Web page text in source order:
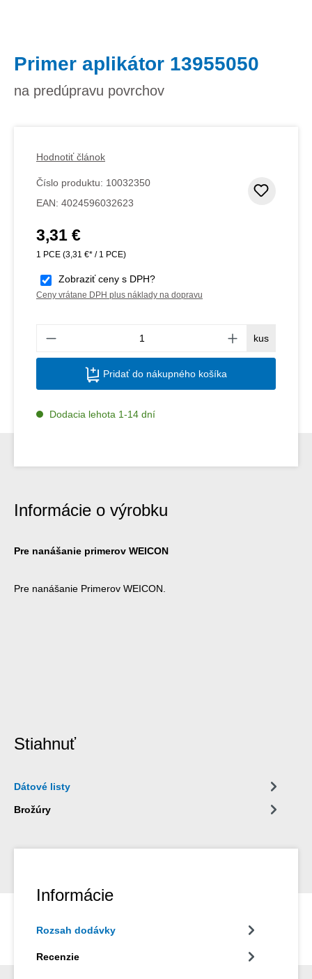
Primer aplikátor 13955050
na predúpravu povrchov
Hodnotiť článok
Číslo produktu: 10032350
EAN: 4024596032623
Bežná cena:
3,31 €
1 PCE (3,31 €* / 1 PCE)
Zobraziť ceny s DPH?
Ceny vrátane DPH plus náklady na dopravu
kus
Pridať do nákupného košíka
Dodacia lehota 1-14 dní
Informácie o výrobku
Pre nanášanie primerov WEICON
Pre nanášanie Primerov WEICON.
Stiahnuť
Dátové listy
Brožúry
Informácie
Rozsah dodávky
Recenzie